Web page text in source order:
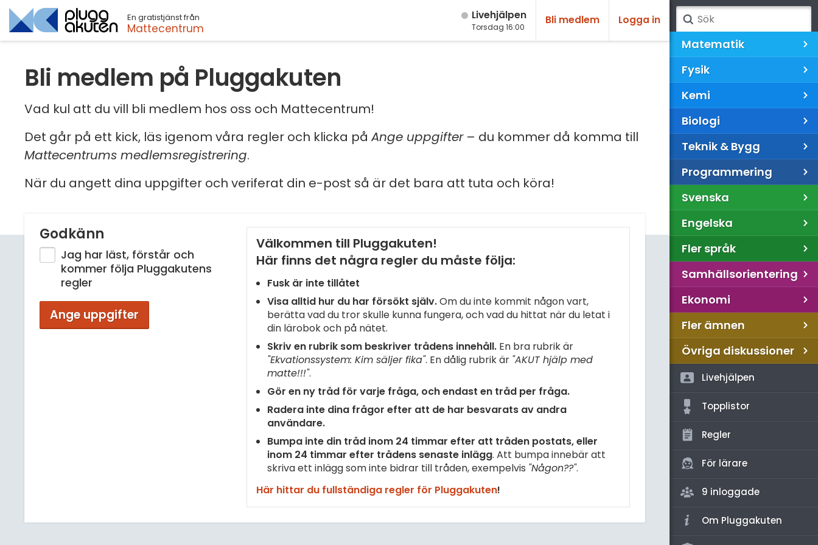
En gratistjänst från
Mattecentrum
Live­hjälpen
Torsdag 16:00
Bli medlem Logga in
Bli medlem på Pluggakuten
Vad kul att du vill bli medlem hos oss och Mattecentrum!
Det går på ett kick, läs igenom våra regler och klicka påAnge uppgifter– du kommer då komma till
Mattecentrums medlemsregistrering.
När du angett dina uppgifter och veriferat din e-post så är det bara att tuta och köra!
Godkänn
Jag har läst, förstår och
kommer följa Pluggakutens
regler
Ange uppgifter
Välkommen till Pluggakuten!
Här finns det några regler du måste följa:
Fusk är inte tillåtet
Visa alltid hur du har försökt själv.Om du inte kommit någon vart,
berätta vad du tror skulle kunna fungera, och vad du hittat när du letat i
din lärobok och på nätet.
Skriv en rubrik som beskriver trådens innehåll. En bra rubrik är
"Ekvationssystem: Kim säljer fika". En dålig rubrik är "AKUT hjälp med
matte!!!".
Gör en ny tråd för varje fråga, och endast en tråd per fråga.
Radera inte dina frågor efter att de har besvarats av andra
användare.
Bumpa inte din tråd inom 24 timmar efter att tråden postats, eller
inom 24 timmar efter trådens senaste inlägg. Att bumpa innebär att
skriva ett inlägg som inte bidrar till tråden, exempelvis "Någon??".
Här hittar du fullständiga regler för Pluggakuten!
Sök
Matematik
Fysik
Kemi
Biologi
Teknik & Bygg
Programmering
Svenska
Engelska
Fler språk
Samhällsorientering
Ekonomi
Fler ämnen
Övriga diskussioner
Livehjälpen
Topplistor
Regler
För lärare
9 inloggade
Om Pluggakuten